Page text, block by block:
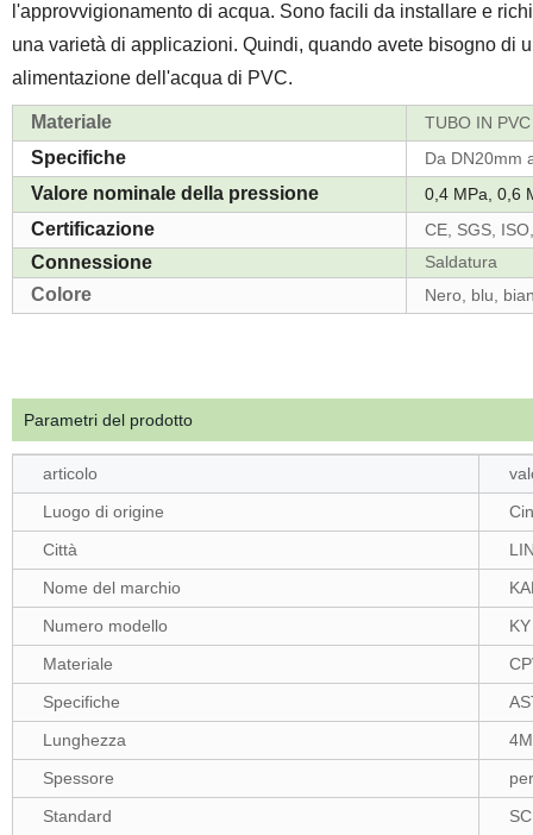
l'approvvigionamento di acqua. Sono facili da installare e
una varietà di applicazioni. Quindi, quando avete bisogno di
alimentazione dell'acqua di PVC.
Materiale TUBO IN
Specifiche Da DN20mm
Valore nominale della pressione 0,4 MPa, 0,6
Certificazione CE, SGS,
Connessione Saldatura
Colore Nero, blu,
Parametri del prodotto
articolo
Luogo di origine
Città
Nome del marchio
Numero modello
KY
Materiale
Specifiche
Lunghezza
Spessore
Standard